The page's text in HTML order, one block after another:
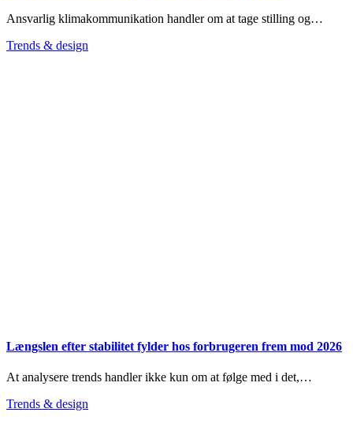
Ansvarlig klimakommunikation handler om at tage stilling og…
Trends & design
Længslen efter stabilitet fylder hos forbrugeren frem mod 2026
At analysere trends handler ikke kun om at følge med i det,…
Trends & design